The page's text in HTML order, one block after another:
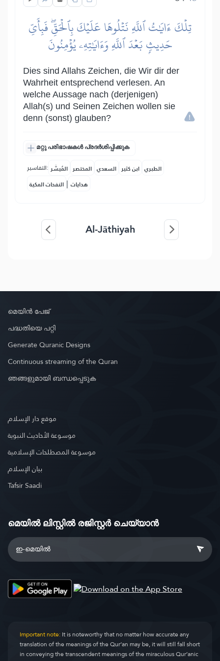
تِلۡكَ ءَايَٰتُ ٱللَّهِ نَتۡلُوهَا عَلَيۡكَ بِٱلۡحَقِّۖ فَبِأَيِّ
حَدِيثِۭ بَعۡدَ ٱللَّهِ وَءَايَٰتِهِۦ يُؤۡمِنُونَ
Dies sind Allahs Zeichen, die Wir dir der
Wahrheit entsprechend verlesen. An
welche Aussage nach (derjenigen)
Allah(s) und Seinen Zeichen wollen sie
denn (sonst) glauben?
മറ്റു പരിഭാഷകൾ പ്രദർശിപ്പിക്കുക
التفاسير: المُيسَّر المختصر السعدي ابن كثير الطبري
النفحات المكية | هدايات
Al-Jāthiyah
മെയിൻ പേജ്
പദ്ധതിയെ പറ്റി
Generate Quranic Designs
Continuous streaming of the Quran
ഞങ്ങളുമായി ബന്ധപ്പെടുക
موقع دار الإسلام
موسوعة الأحاديث النبوية
موسوعة المصطلحات الإسلامية
بيان الإسلام
Tafsir Saadi
മെയിൽ ലിസ്റ്റിൽ രജിസ്റ്റർ ചെയ്യാൻ
Important note:It is noteworthy that no matter how accurate any
translation of the meanings of the Qur’an may be, it will still fall short
in conveying the transcendent meanings of the miraculous Qur’anic